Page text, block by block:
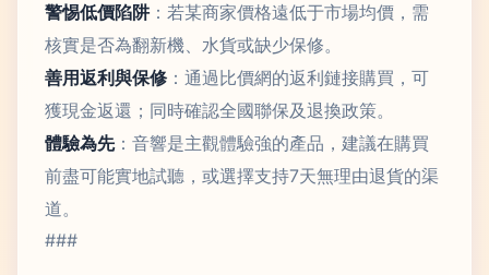
警惕低價陷阱：若某商家價格遠低于市場均價，需
核實是否為翻新機、水貨或缺少保修。
善用返利與保修 ：通過比價網的返利鏈接購買，可
獲現金返還；同時確認全國聯保及退換政策。
體驗為先：音響是主觀體驗強的產品，建議在購買
前盡可能實地試聽，或選擇支持7天無理由退貨的渠
道。
###